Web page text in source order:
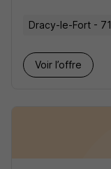
Dracy-le-Fort - 71
Voir l’offre